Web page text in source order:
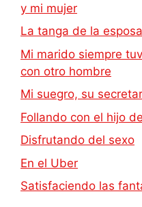
y mi mujer
La tanga de la
Mi marido siempre
con otro hombre
Mi suegro, su
Follando con el hijo
Disfrutando del sexo
En el Uber
Satisfaciendo las